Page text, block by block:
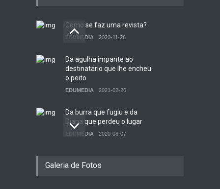
Como se faz uma revista?
EDUMEDIA 2020-11-26
Da agulha impante ao
destinatário que lhe encheu
o peito
EDUMEDIA 2021-02-26
Da burra que fugiu e da
Diana que perdeu o lugar
EDUMEDIA 2020-08-07
Mediadependente
Galeria de Fotos